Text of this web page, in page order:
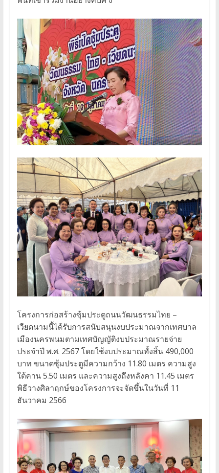
โครงการก่อสร้างซุ้มประตูถนนวัฒนธรรมไทย –
เวียดนามนี้ได้รับการสนับสนุนงบประมาณจากเทศบาล
เมืองนครพนมตามเทศบัญญัติงบประมาณรายจ่าย
ประจำปี พ.ศ. 2567 โดยใช้งบประมาณทั้งสิ้น 490,000
บาท ขนาดซุ้มประตูมีความกว้าง 11.80 เมตร ความสูง
ใต้คาน 5.50 เมตร และความสูงถึงหลังคา 11.45 เมตร
พิธีวางศิลาฤกษ์ของโครงการจะจัดขึ้นในวันที่ 11
ธันวาคม 2566